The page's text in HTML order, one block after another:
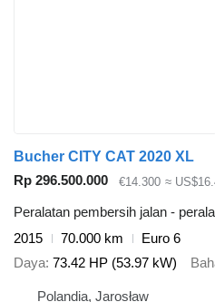
Bucher CITY CAT 2020 XL
Rp 296.500.000
€14.300 ≈
Peralatan pembersih jalan -
2015
70.000 km
Euro 6
Daya 73.42 HP (53.97 kW)
Polandia, Jarosław